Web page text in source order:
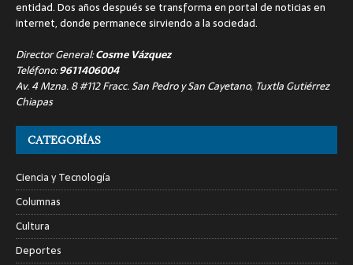
entidad. Dos años después se transforma en portal de noticias en
internet, donde permanece sirviendo a la sociedad.
Director General:Cosme Vázquez
Teléfono:9611406004
Av. 4 Mzna. 8 #112 Fracc. San Pedro y San Cayetano, Tuxtla Gutiérrez
Chiapas
CATEGORÍAS
Ciencia y Tecnología
Columnas
Cultura
Deportes